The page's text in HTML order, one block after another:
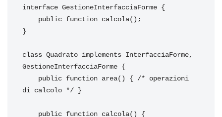
interface GestioneInterfacciaForme {
}
class Quadrato implements InterfacciaForme,
GestioneInterfacciaForme {
di calcolo */ }